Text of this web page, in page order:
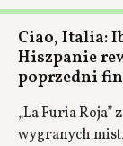
Ciao, Italia:
Hiszpanie
poprzedni
„La Furia
wygranych